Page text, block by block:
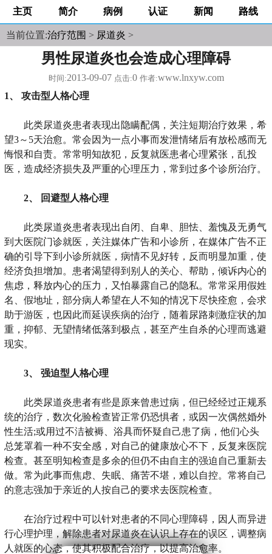
主页 简介 病例 认证 新闻 路线
当前位置:治疗范围 > 尿道炎 >
男性尿道炎也会造成心理障碍
时间:2013-09-07 点击:0 作者:www.lnxyw.com
1、 攻击型人格心理
此类尿道炎患者表现出隐瞒配偶，关注短期治疗效果，希
望3～5天治愈。常会因为一点小事而发泄情绪后有放松感而无
悔恨和自责。常常明知故犯，反复就医患者心理紧张，乱投
医，造成经济损失及严重的心理压力，常到过多个诊所治疗。
2、 回避型人格心理
此类尿道炎患者表现出自闭、自卑、胆怯、羞愧及无勇气
到大医院门诊就医，关注媒体广告和小诊所，在媒体广告不正
确的引导下到小诊所就医，病情不见好转，反而明显加重，使
经济负担增加。患者渴望得到别人的关心、帮助，倾诉内心的
焦虑，释放内心的压力，又怕暴露自己的隐私。常常采用假姓
名、假地址，部分病人希望在人不知的情况下尽快痊愈，会求
助于游医，也因此而延误疾病的治疗，随着尿路刺激症状的加
重，抑郁、无望情绪低落到极点，甚至产生自杀的心理而逃避
现实。
3、 强迫型人格心理
此类尿道炎患者有些是原来曾患过病，但已经经过正规系
统的治疗，数次化验检查皆正常仍恐惧者，或因一次偶然婚外
性生活;或用过不洁被褥、浴具而怀疑自己患了病，他们心头
总笼罩着一种不安全感，对自己的健康放心不下，反复来医院
检查。甚至明知检查是多余的但仍不由自主的强迫自己重新去
做。常为此事而焦虑、失眠、痛苦不堪，难以自控。常将自己
的意志强加于亲近的人按自己的要求去医院检查。
在治疗过程中可以针对患者的不同心理障碍，因人而异进
行心理护理，解除患者对尿道炎在认识上存在的误区，调整病
人就医的心态，使其积极配合治疗，以提高治愈率。